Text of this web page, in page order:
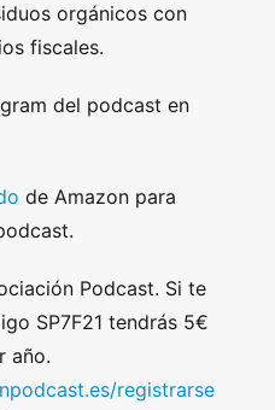
orgánicos con
fiscales.
del podcast en
de Amazon para
Podcast. Si te
SP7F21 tendrás 5€
año.
registrarse